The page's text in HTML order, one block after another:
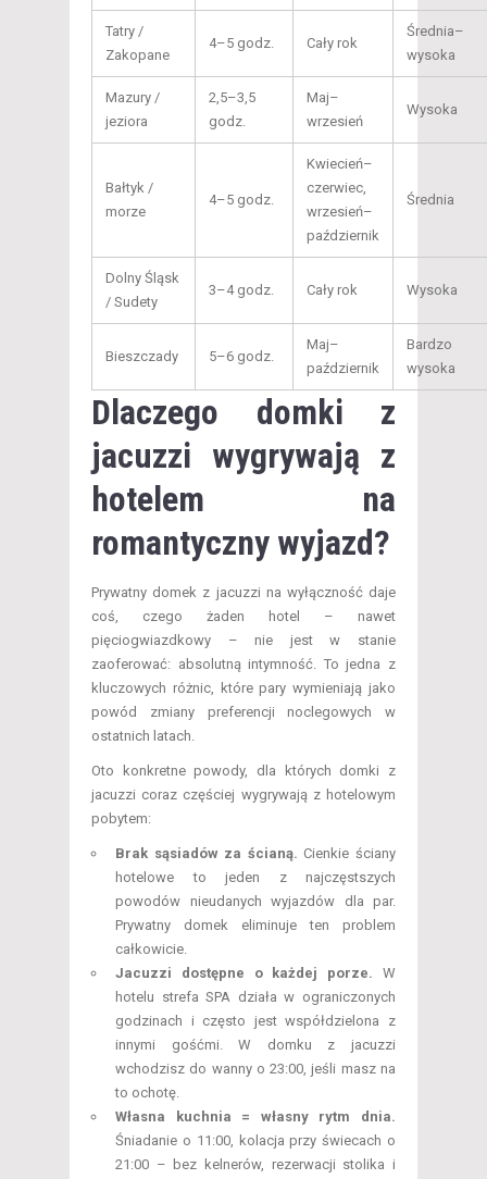
Tatry /
Zakopane
4–5 godz. Cały rok
Średnia–
wysoka
Mazury /
jeziora
2,5–3,5
godz.
Maj–
wrzesień
Wysoka
Bałtyk /
morze
4–5 godz.
Kwiecień–
czerwiec,
wrzesień–
październik
Średnia
Dolny Śląsk
/ Sudety
3–4 godz. Cały rok Wysoka
Bieszczady 5–6 godz.
Maj–
październik
Bardzo
wysoka
Dlaczego domki z
jacuzzi wygrywają z
hotelem na
romantyczny wyjazd?
Prywatny domek z jacuzzi na wyłączność daje
coś, czego żaden hotel – nawet
pięciogwiazdkowy – nie jest w stanie
zaoferować: absolutną intymność. To jedna z
kluczowych różnic, które pary wymieniają jako
powód zmiany preferencji noclegowych w
ostatnich latach.
Oto konkretne powody, dla których domki z
jacuzzi coraz częściej wygrywają z hotelowym
pobytem:
Brak sąsiadów za ścianą. Cienkie ściany
hotelowe to jeden z najczęstszych
powodów nieudanych wyjazdów dla par.
Prywatny domek eliminuje ten problem
całkowicie.
Jacuzzi dostępne o każdej porze. W
hotelu strefa SPA działa w ograniczonych
godzinach i często jest współdzielona z
innymi gośćmi. W domku z jacuzzi
wchodzisz do wanny o 23:00, jeśli masz na
to ochotę.
Własna kuchnia = własny rytm dnia.
Śniadanie o 11:00, kolacja przy świecach o
21:00 – bez kelnerów, rezerwacji stolika i